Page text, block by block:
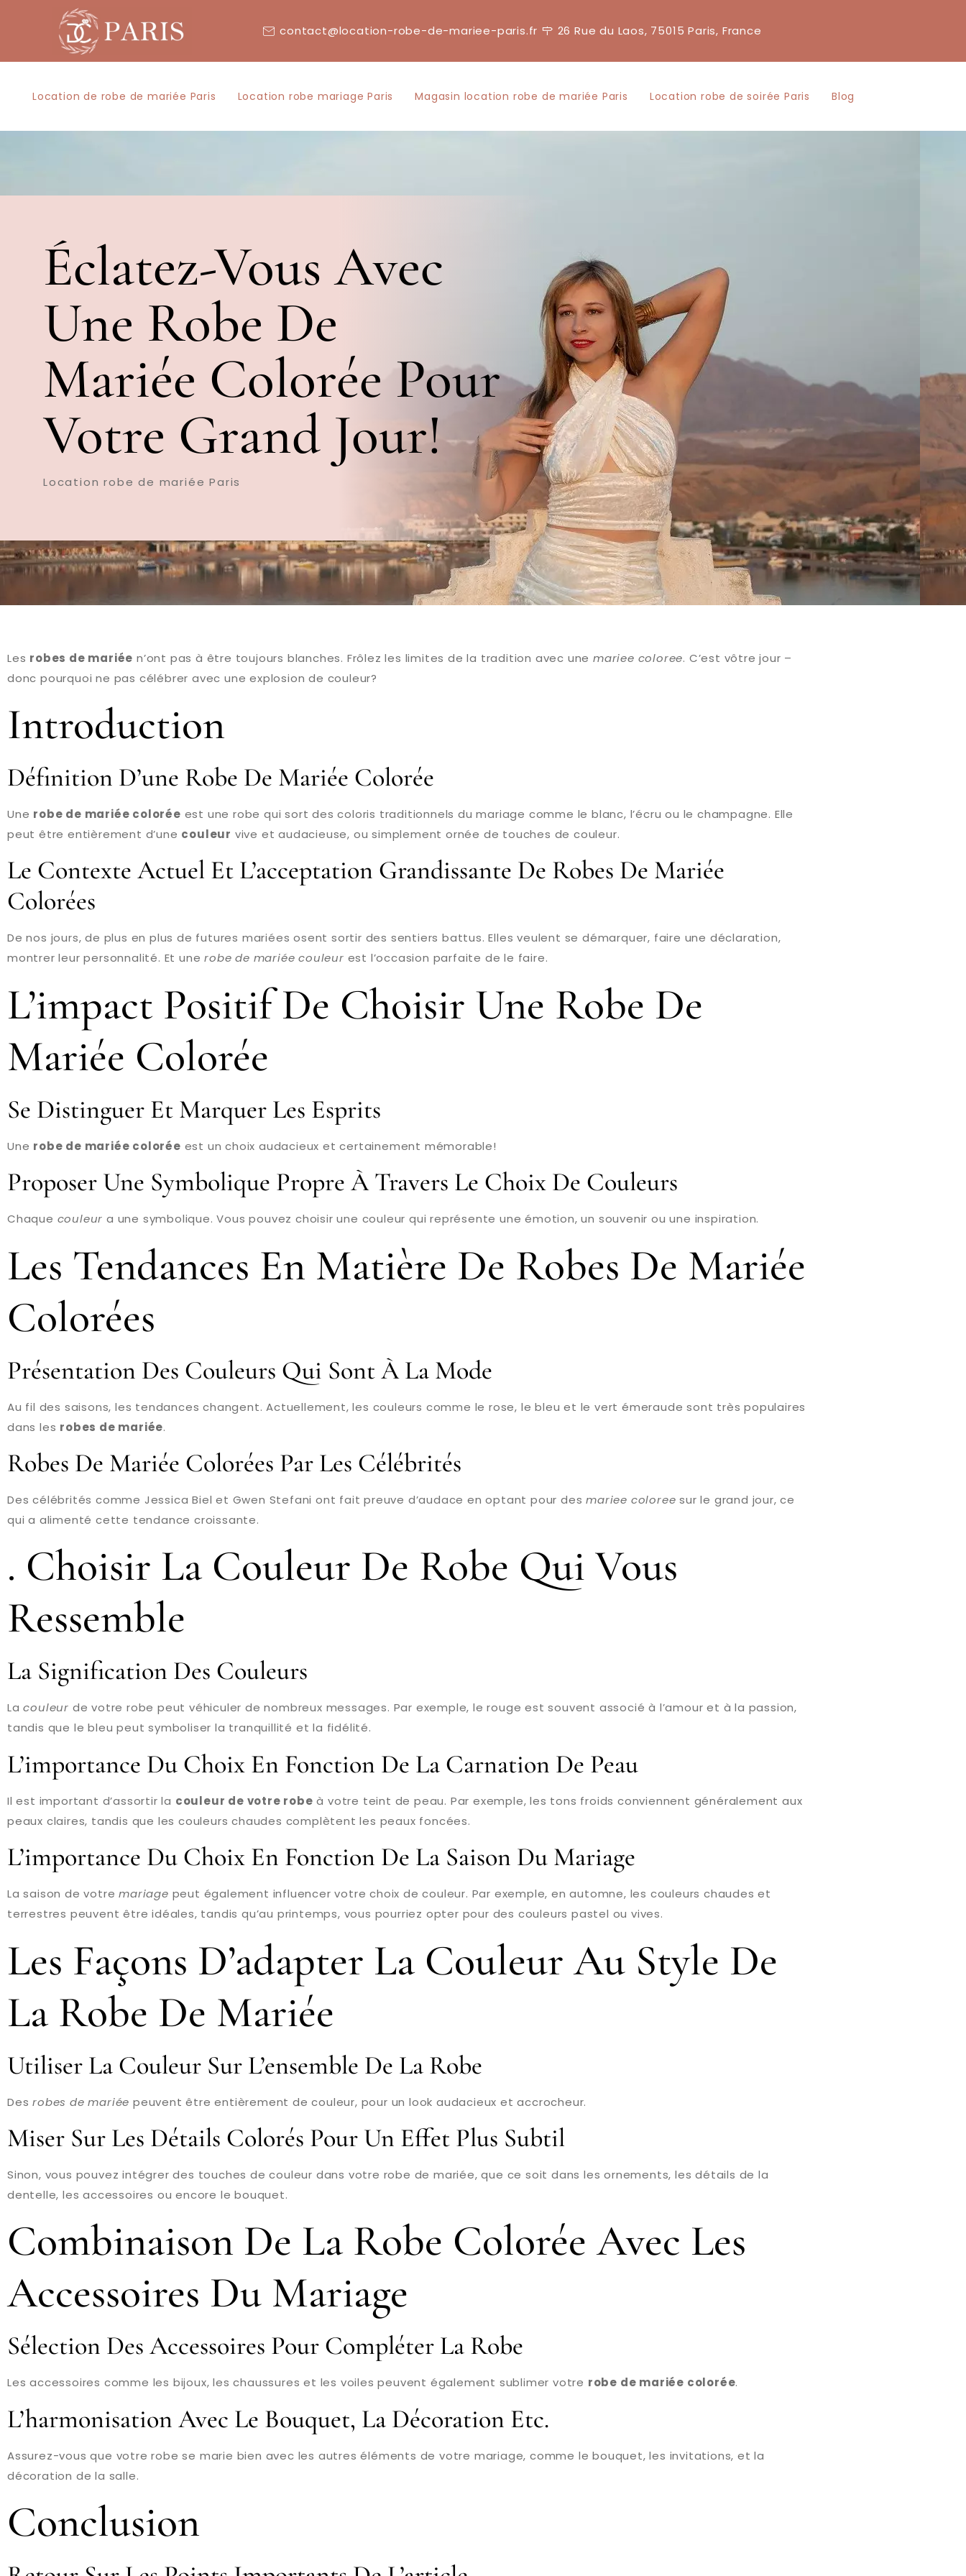
contact@location-robe-de-mariee-paris.fr 26 Rue du Laos, 75015 Paris, France
Location de robe de mariée Paris Location robe mariage Paris Magasin location robe de mariée Paris Location robe de soirée Paris Blog
Éclatez-Vous Avec
Une Robe De
Mariée Colorée Pour
Votre Grand Jour!
Location robe de mariée Paris
Les robes de mariée n’ont pas à être toujours blanches. Frôlez les limites de la tradition avec unemariee coloree. C’est vôtre jour –
donc pourquoi ne pas célébrer avec une explosion de couleur?
Introduction
Définition D’une Robe De Mariée Colorée
Une robe de mariée colorée est une robe qui sort des coloris traditionnels du mariage comme le blanc, l’écru ou le champagne. Elle
peut être entièrement d’une couleur vive et audacieuse, ou simplement ornée de touches de couleur.
Le Contexte Actuel Et L’acceptation Grandissante De Robes De Mariée
Colorées
De nos jours, de plus en plus de futures mariées osent sortir des sentiers battus. Elles veulent se démarquer, faire une déclaration,
montrer leur personnalité. Et unerobe de mariée couleur est l’occasion parfaite de le faire.
L’impact Positif De Choisir Une Robe De
Mariée Colorée
Se Distinguer Et Marquer Les Esprits
Une robe de mariée colorée est un choix audacieux et certainement mémorable!
Proposer Une Symbolique Propre À Travers Le Choix De Couleurs
Chaque couleur a une symbolique. Vous pouvez choisir une couleur qui représente une émotion, un souvenir ou une inspiration.
Les Tendances En Matière De Robes De Mariée
Colorées
Présentation Des Couleurs Qui Sont À La Mode
Au fil des saisons, les tendances changent. Actuellement, les couleurs comme le rose, le bleu et le vert émeraude sont très populaires
dans les robes de mariée.
Robes De Mariée Colorées Par Les Célébrités
Des célébrités comme Jessica Biel et Gwen Stefani ont fait preuve d’audace en optant pour desmariee coloree sur le grand jour, ce
qui a alimenté cette tendance croissante.
. Choisir La Couleur De Robe Qui Vous
Ressemble
La Signification Des Couleurs
Lacouleur de votre robe peut véhiculer de nombreux messages. Par exemple, le rouge est souvent associé à l’amour et à la passion,
tandis que le bleu peut symboliser la tranquillité et la fidélité.
L’importance Du Choix En Fonction De La Carnation De Peau
Il est important d’assortir la couleur de votre robe à votre teint de peau. Par exemple, les tons froids conviennent généralement aux
peaux claires, tandis que les couleurs chaudes complètent les peaux foncées.
L’importance Du Choix En Fonction De La Saison Du Mariage
La saison de votremariage peut également influencer votre choix de couleur. Par exemple, en automne, les couleurs chaudes et
terrestres peuvent être idéales, tandis qu’au printemps, vous pourriez opter pour des couleurs pastel ou vives.
Les Façons D’adapter La Couleur Au Style De
La Robe De Mariée
Utiliser La Couleur Sur L’ensemble De La Robe
Desrobes de mariée peuvent être entièrement de couleur, pour un look audacieux et accrocheur.
Miser Sur Les Détails Colorés Pour Un Effet Plus Subtil
Sinon, vous pouvez intégrer des touches de couleur dans votre robe de mariée, que ce soit dans les ornements, les détails de la
dentelle, les accessoires ou encore le bouquet.
Combinaison De La Robe Colorée Avec Les
Accessoires Du Mariage
Sélection Des Accessoires Pour Compléter La Robe
Les accessoires comme les bijoux, les chaussures et les voiles peuvent également sublimer votre robe de mariée colorée.
L’harmonisation Avec Le Bouquet, La Décoration Etc.
Assurez-vous que votre robe se marie bien avec les autres éléments de votre mariage, comme le bouquet, les invitations, et la
décoration de la salle.
Conclusion